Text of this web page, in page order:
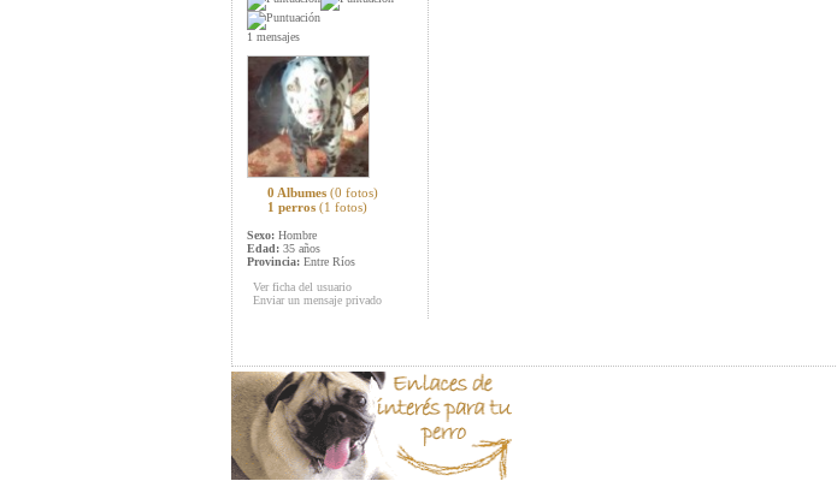
1 mensajes
0 Albumes (0 fotos)
1 perros (1 fotos)
Sexo: Hombre
Edad: 35 años
Provincia: Entre Ríos
Ver ficha del usuario
Enviar un mensaje privado